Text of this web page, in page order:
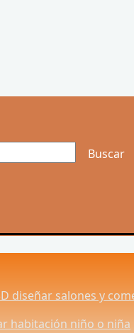
Buscar
diseñar salones y
habitación niño o niña